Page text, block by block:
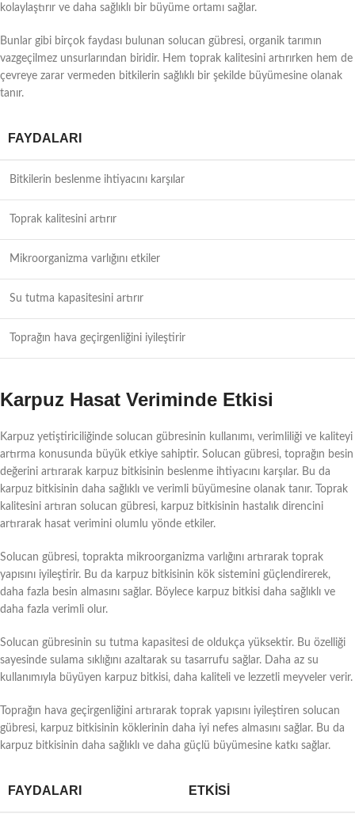
kolaylaştırır ve daha sağlıklı bir büyüme ortamı sağlar.
Bunlar gibi birçok faydası bulunan solucan gübresi, organik tarımın
vazgeçilmez unsurlarından biridir. Hem toprak kalitesini artırırken hem de
çevreye zarar vermeden bitkilerin sağlıklı bir şekilde büyümesine olanak
tanır.
FAYDALARI
Bitkilerin beslenme ihtiyacını karşılar
Toprak kalitesini artırır
Mikroorganizma varlığını etkiler
Su tutma kapasitesini artırır
Toprağın hava geçirgenliğini iyileştirir
Karpuz Hasat Veriminde Etkisi
Karpuz yetiştiriciliğinde solucan gübresinin kullanımı, verimliliği ve kaliteyi
artırma konusunda büyük etkiye sahiptir. Solucan gübresi, toprağın besin
değerini artırarak karpuz bitkisinin beslenme ihtiyacını karşılar. Bu da
karpuz bitkisinin daha sağlıklı ve verimli büyümesine olanak tanır. Toprak
kalitesini artıran solucan gübresi, karpuz bitkisinin hastalık direncini
artırarak hasat verimini olumlu yönde etkiler.
Solucan gübresi, toprakta mikroorganizma varlığını artırarak toprak
yapısını iyileştirir. Bu da karpuz bitkisinin kök sistemini güçlendirerek,
daha fazla besin almasını sağlar. Böylece karpuz bitkisi daha sağlıklı ve
daha fazla verimli olur.
Solucan gübresinin su tutma kapasitesi de oldukça yüksektir. Bu özelliği
sayesinde sulama sıklığını azaltarak su tasarrufu sağlar. Daha az su
kullanımıyla büyüyen karpuz bitkisi, daha kaliteli ve lezzetli meyveler verir.
Toprağın hava geçirgenliğini artırarak toprak yapısını iyileştiren solucan
gübresi, karpuz bitkisinin köklerinin daha iyi nefes almasını sağlar. Bu da
karpuz bitkisinin daha sağlıklı ve daha güçlü büyümesine katkı sağlar.
FAYDALARI ETKISI